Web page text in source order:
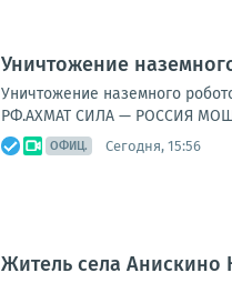
Уничтожение
Уничтожение наземного
РФ.АХМАТ СИЛА — РОССИЯ
ОФИЦ. Сегодня, 15:56
Житель села Анискино